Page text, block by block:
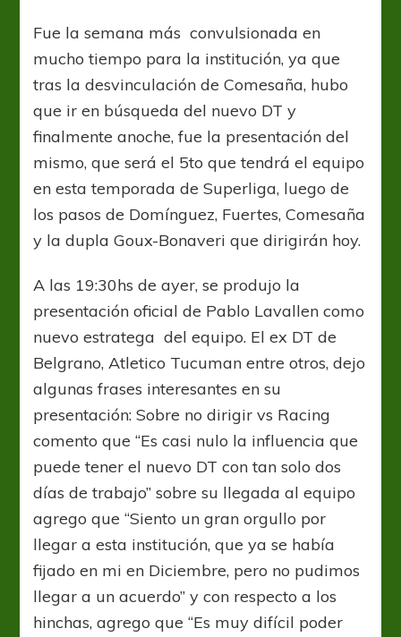
en
Fe
Fue la semana más convulsionada en
mucho tiempo para la institución, ya que
tras la desvinculación de Comesaña, hubo
que ir en búsqueda del nuevo DT y
finalmente anoche, fue la presentación del
mismo, que será el 5to que tendrá el equipo
en esta temporada de Superliga, luego de
los pasos de Domínguez, Fuertes, Comesaña
y la dupla Goux-Bonaveri que dirigirán hoy.
A las 19:30hs de ayer, se produjo la
presentación oficial de Pablo Lavallen como
nuevo estratega del equipo. El ex DT de
Belgrano, Atletico Tucuman entre otros, dejo
algunas frases interesantes en su
presentación: Sobre no dirigir vs Racing
comento que “Es casi nulo la influencia que
puede tener el nuevo DT con tan solo dos
días de trabajo” sobre su llegada al equipo
agrego que “Siento un gran orgullo por
llegar a esta institución, que ya se había
fijado en mi en Diciembre, pero no pudimos
llegar a un acuerdo” y con respecto a los
hinchas, agrego que “Es muy difícil poder